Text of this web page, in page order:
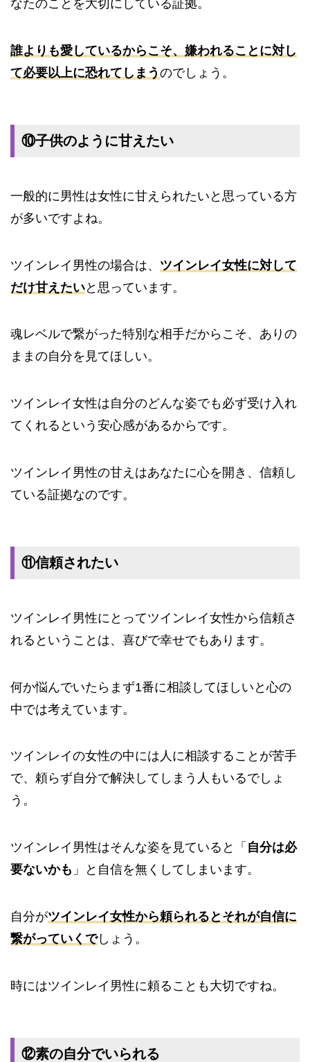
なたのことを大切にしている証拠。
誰よりも愛しているからこそ、嫌われることに対し
て必要以上に恐れてしまう のでしょう。
⑩子供のように甘えたい
一般的に男性は女性に甘えられたいと思っている方
が多いですよね。
ツインレイ男性の場合は、 ツインレイ女性に対して
だけ甘えたいと思っています。
魂レベルで繋がった特別な相手だからこそ、ありの
ままの自分を見てほしい。
ツインレイ女性は自分のどんな姿でも必ず受け入れ
てくれるという安心感があるからです。
ツインレイ男性の甘えはあなたに心を開き、信頼し
ている証拠なのです。
⑪信頼されたい
ツインレイ男性にとってツインレイ女性から信頼さ
れるということは、喜びで幸せでもあります。
何か悩んでいたらまず1番に相談してほしいと心の
中では考えています。
ツインレイの女性の中には人に相談することが苦手
で、頼らず自分で解決してしまう人もいるでしょ
う。
ツインレイ男性はそんな姿を見ていると「 自分は必
要ないかも 」と自信を無くしてしまいます。
自分がツインレイ女性から頼られるとそれが自信に
繋がっていくでしょう。
時にはツインレイ男性に頼ることも大切ですね。
⑫素の自分でいられる